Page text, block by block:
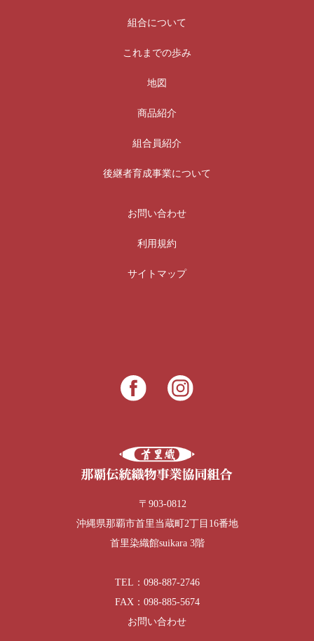
組合について
これまでの歩み
地図
商品紹介
組合員紹介
後継者育成事業について
お問い合わせ
利用規約
サイトマップ
〒903-0812
沖縄県那覇市首里当蔵町2丁目16番地
首里染織館suikara 3階
TEL：098-887-2746
FAX：098-885-5674
お問い合わせ